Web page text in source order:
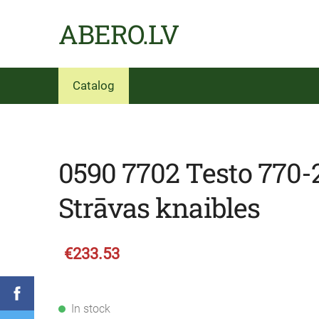
ABERO.LV
Catalog
0590 7702 Testo 770-
Strāvas knaibles
€233.53
In stock